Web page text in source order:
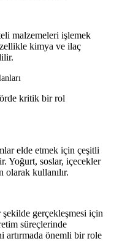
malzemeleri işlemek
kimya ve ilaç
kritik bir rol
elde etmek için çeşitli
Yoğurt, soslar, içecekler
olarak kullanılır.
gerçekleşmesi için
süreçlerinde
artırmada önemli bir role